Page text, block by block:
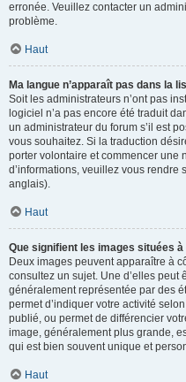
erronée. Veuillez contacter un
problème.
Haut
Ma langue n’apparaît pas dans la
Soit les administrateurs n’ont pas
logiciel n’a pas encore été traduit
un administrateur du forum s’il est
vous souhaitez. Si la traduction
porter volontaire et commencer une
d’informations, veuillez vous rendre
anglais).
Haut
Que signifient les images situées
Deux images peuvent apparaître à
consultez un sujet. Une d’elles
généralement représentée par des
permet d’indiquer votre activité
publié, ou permet de différencier
image, généralement plus grande,
qui est bien souvent unique et
Haut